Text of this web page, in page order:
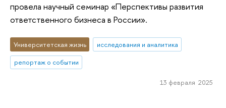
провела научный семинар «Перспективы развития
ответственного бизнеса в России».
Университетская жизнь
исследования и аналитика
репортаж о событии
13 февраля 2025